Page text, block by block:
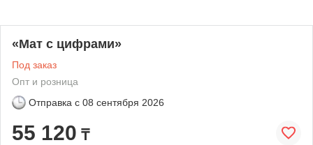
«Мат с цифрами»
Под заказ
Опт и розница
Отправка с 08 сентября 2026
55 120 ₸